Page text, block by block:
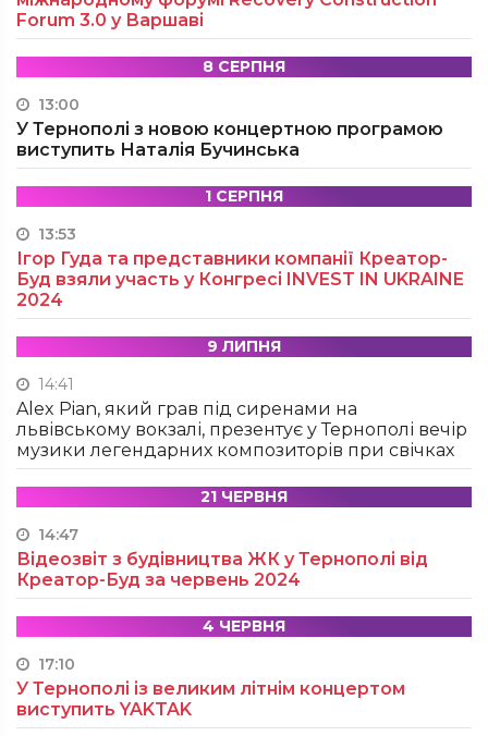
Forum 3.0 у Варшаві
8 СЕРПНЯ
13:00
У Тернополі з новою концертною програмою
виступить Наталія Бучинська
1 СЕРПНЯ
13:53
Ігор Гуда та представники компанії Креатор-
Буд взяли участь у Конгресі INVEST IN UKRAINE
2024
9 ЛИПНЯ
14:41
Alex Pian, який грав під сиренами на
львівському вокзалі, презентує у Тернополі вечір
музики легендарних композиторів при свічках
21 ЧЕРВНЯ
14:47
Відеозвіт з будівництва ЖК у Тернополі від
Креатор-Буд за червень 2024
4 ЧЕРВНЯ
17:10
У Тернополі із великим літнім концертом
виступить YAKTAK